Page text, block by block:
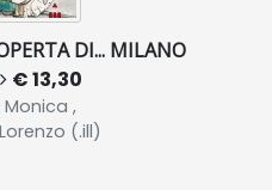
DI... MILANO
€ 13,30
,
(.ill)